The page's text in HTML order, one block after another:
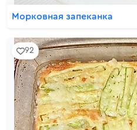
Морковная запеканка
92